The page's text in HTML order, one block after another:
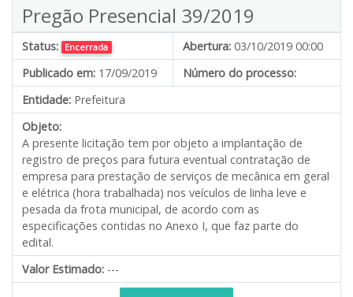
Pregão Presencial 39/2019
Status: Encerrada Abertura: 03/10/2019 00:00
Publicado em: 17/09/2019
Número do processo:
Entidade: Prefeitura
Objeto:
A presente licitação tem por objeto a implantação de
registro de preços para futura eventual contratação de
empresa para prestação de serviços de mecânica em geral
e elétrica (hora trabalhada) nos veículos de linha leve e
pesada da frota municipal, de acordo com as
especificações contidas no Anexo I, que faz parte do
edital.
Valor Estimado: ---